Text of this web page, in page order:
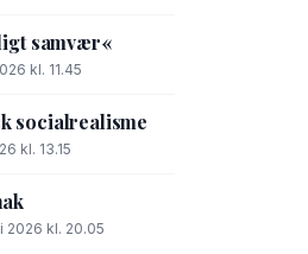
samvær«
kl. 11.45
socialrealisme
kl. 13.15
2026 kl. 20.05